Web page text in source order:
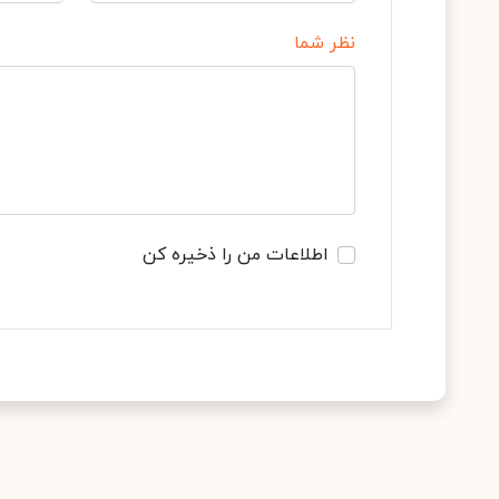
نظر شما
اطلاعات من را ذخیره کن